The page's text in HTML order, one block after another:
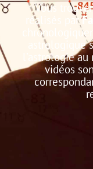
Vous
réalisés par
l’astrologie
vidéos